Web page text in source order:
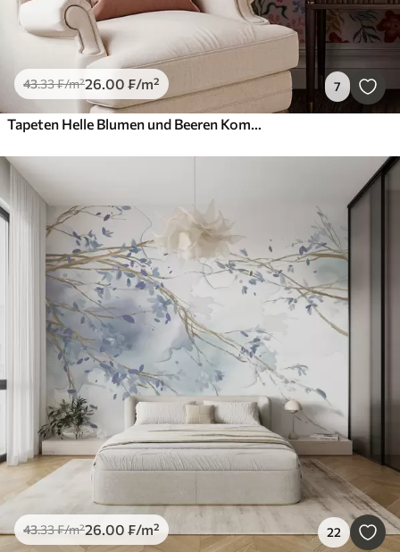
43.33₣/m²26.00 ₣/m² 7
Tapeten Helle Blumen und Beeren Komposition mit Papageien
43.33₣/m²26.00 ₣/m² 22